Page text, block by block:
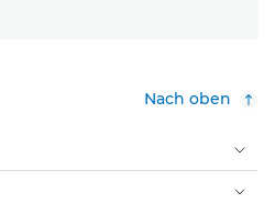
Nach oben